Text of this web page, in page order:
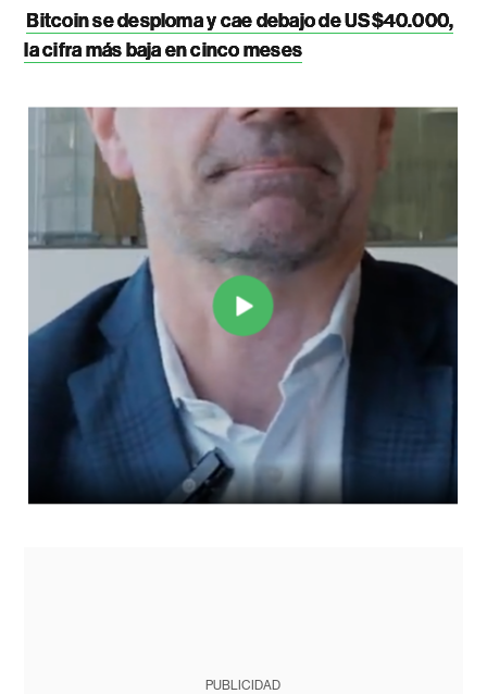
Bitcoin se desploma y cae debajo de US$40.000,
la cifra más baja en cinco meses
PUBLICIDAD